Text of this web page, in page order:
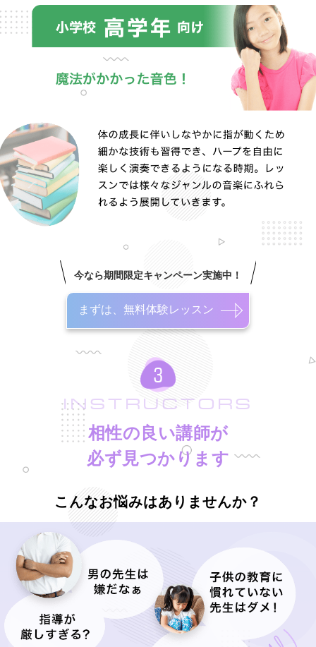
今なら期間限定キャンペーン実施中！
まずは、無料体験レッスン
INSTRUCTORS
相性の良い講師が
必ず見つかります
こんなお悩みはありませんか？